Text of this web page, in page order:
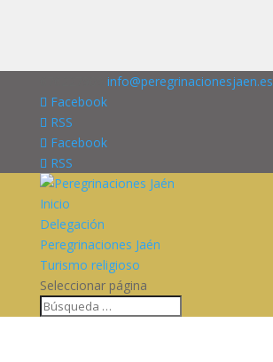
info@peregrinacionesjaen.es
Facebook
RSS
Facebook
RSS
Inicio
Delegación
Peregrinaciones Jaén
Turismo religioso
Seleccionar página